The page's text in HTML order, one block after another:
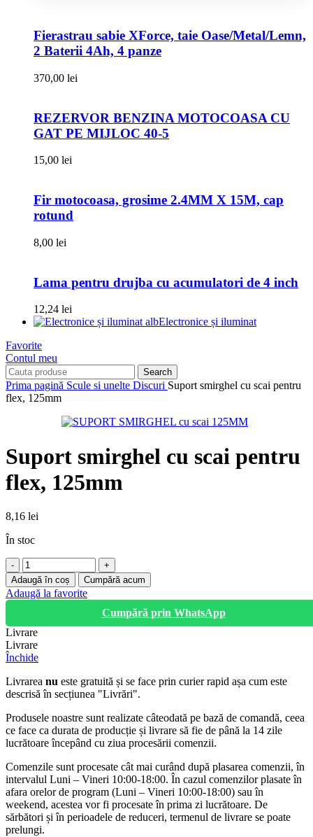
Fierastrau sabie XForce, taie Oase/Metal/Lemn,
2 Baterii 4Ah, 4 panze
370,00 lei
REZERVOR BENZINA MOTOCOASA CU
GAT PE MIJLOC 40-5
15,00 lei
Fir motocoasa, grosime 2.4MM X 15M, cap
rotund
8,00 lei
Lama pentru drujba cu acumulatori de 4 inch
12,24 lei
Electronice și iluminat
Favorite
Contul meu
Search
Prima pagină Scule si unelte Discuri Suport smirghel cu scai pentru
flex, 125mm
Suport smirghel cu scai pentru
flex, 125mm
8,16 lei
În stoc
Cantitate
Suport
smirghel
cu
pentru
flex,
125mm
Adaugă în coș Cumpără acum
Adaugă la favorite
Cumpără prin WhatsApp
Livrare
Livrare
Închide
Livrarea nu este gratuită și se face prin curier rapid așa cum este
descrisă în secțiunea "Livrări".
Produsele noastre sunt realizate câteodată pe bază de comandă, ceea
ce face ca durata de producție și livrare să fie de până la 14 zile
lucrătoare începând cu ziua procesării comenzii.
Comenzile sunt procesate cât mai curând după plasarea comenzii, în
intervalul Luni – Vineri 10:00-18:00. În cazul comenzilor plasate în
afara orelor de program (Luni – Vineri 10:00-18:00) sau în
weekend, acestea vor fi procesate în prima zi lucrătoare. De
sărbători și în perioadele de reduceri, termenul de livrare se poate
prelungi.